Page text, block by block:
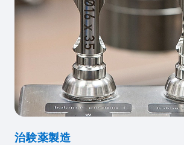
治験薬製造